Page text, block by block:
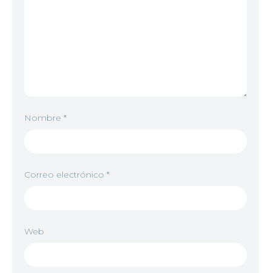
Nombre *
Correo electrónico *
Web